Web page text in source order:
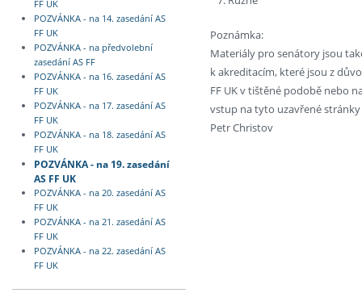
FF UK
POZVÁNKA - na 14. zasedání AS
FF UK
POZVÁNKA - na předvolební
zasedání AS FF
POZVÁNKA - na 16. zasedání AS
FF UK
POZVÁNKA - na 17. zasedání AS
FF UK
POZVÁNKA - na 18. zasedání AS
FF UK
POZVÁNKA - na 19. zasedání
AS FF UK
POZVÁNKA - na 20. zasedání AS
FF UK
POZVÁNKA - na 21. zasedání AS
FF UK
POZVÁNKA - na 22. zasedání AS
FF UK
Poznámka:
Materiály pro senátory jsou
k akreditacím, které jsou z
FF UK v tištěné podobě nebo
vstup na tyto uzavřené
Petr Christov